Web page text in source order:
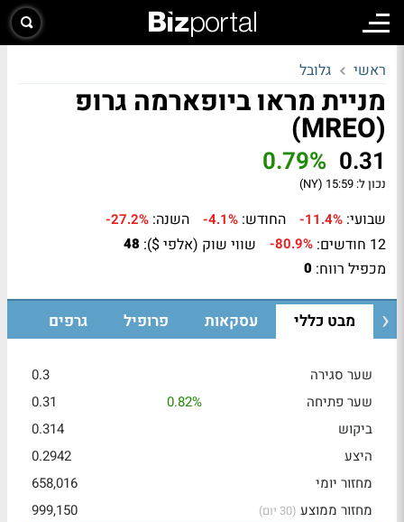
ראשי גלובל
מניית מראו ביופארמה גרופ
(MREO)
0.31
0.79%
נכון ל: 15:59 (NY)
שבועי: -11.4% החודש: -4.1% השנה: -27.2%
12 חודשים: -80.9% שווי שוק (אלפי $): 48
מכפיל רווח: 0
מבט כללי עסקאות פרופיל גרפים
שער סגירה
0.3
שער פתיחה
0.82%
0.31
ביקוש
0.314
היצע
0.2942
מחזור יומי
658,016
מחזור ממוצע (30 יום)
999,150